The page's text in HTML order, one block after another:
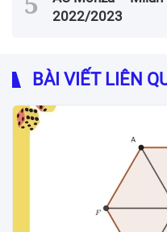
2022/2023
BÀI VIẾT LIÊN